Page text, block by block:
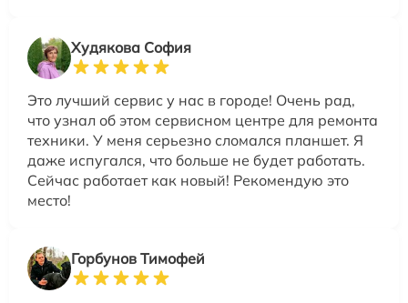
Худякова София
Это лучший сервис у нас в городе! Очень рад,
что узнал об этом сервисном центре для ремонта
техники. У меня серьезно сломался планшет. Я
даже испугался, что больше не будет работать.
Сейчас работает как новый! Рекомендую это
место!
Горбунов Тимофей